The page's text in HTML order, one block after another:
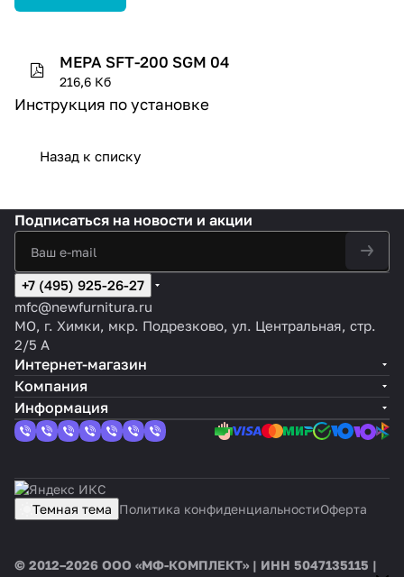
MEPA SFT-200 SGM 04
216,6 Кб
Инструкция по установке
Назад к списку
Подписаться на новости и акции
+7 (495) 925-26-27
mfc@newfurnitura.ru
МО, г. Химки, мкр. Подрезково, ул. Центральная, стр.
2/5 А
Интернет-магазин
Компания
Информация
Темная тема Политика конфиденциальностиОферта
© 2012–2026 ООО «МФ-КОМПЛЕКТ» | ИНН 5047135115 |